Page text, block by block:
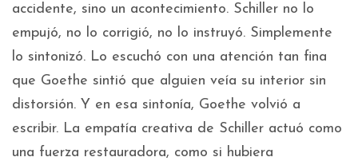
accidente, sino un acontecimiento. Schiller no lo
empujó, no lo corrigió, no lo instruyó. Simplemente
lo sintonizó. Lo escuchó con una atención tan fina
que Goethe sintió que alguien veía su interior sin
distorsión. Y en esa sintonía, Goethe volvió a
escribir. La empatía creativa de Schiller actuó como
una fuerza restauradora, como si hubiera